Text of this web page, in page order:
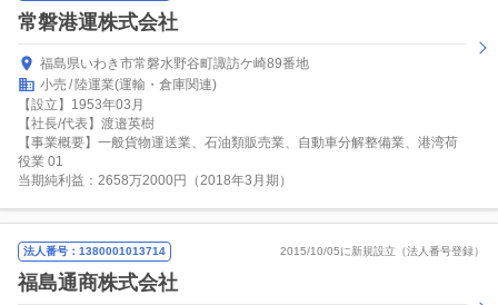
常磐港運株式会社
福島県いわき市常磐水野谷町諏訪ケ崎89番地
小売
陸運業(運輸・倉庫関連)
【設立】1953年03月
【社長/代表】渡邉英樹
【事業概要】一般貨物運送業、石油類販売業、自動車分解整備業、港湾荷
役業 01
当期純利益：2658万2000円（2018年3月期）
法人番号：1380001013714 2015/10/05に新規設立（法人番号登録）
福島通商株式会社